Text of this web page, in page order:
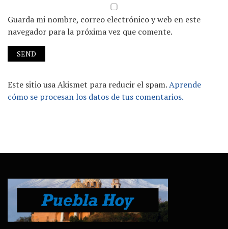
Guarda mi nombre, correo electrónico y web en este
navegador para la próxima vez que comente.
Este sitio usa Akismet para reducir el spam.Aprende
cómo se procesan los datos de tus comentarios.